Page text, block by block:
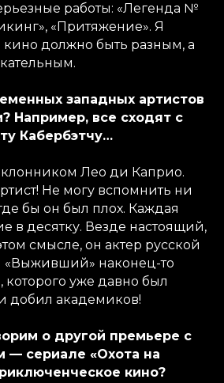
работы: «Легенда №
«Притяжение». Я
кино должно быть разным, а
западных артистов
Например, все сходят с
Кабербэтчу…
Лео ди Каприо.
Не могу вспомнить ни
бы он был плох. Каждая
в десятку. Везде настоящий,
смысле, он актер русской
наконец-то
которого уже давно был
добил академиков!
о другой премьере с
— сериале «Охота на
кино?